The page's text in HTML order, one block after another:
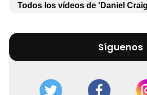
Todos los vídeos de 'Daniel
Síguenos